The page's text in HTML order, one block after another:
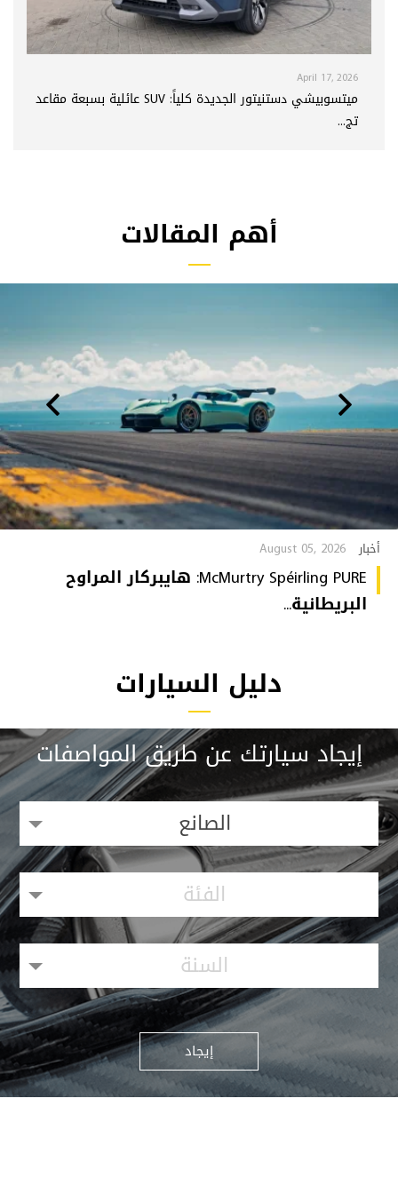
April 17, 2026
ميتسوبيشي دستنيتور الجديدة كلياً: SUV عائلية بسبعة مقاعد
تج...
أهم المقالات
أخبار August 05, 2026
McMurtry Spéirling PURE: هايبركار المراوح
البريطانية...
دليل السيارات
إيجاد سيارتك عن طريق المواصفات
الصانع
الفئة
السنة
إيجاد